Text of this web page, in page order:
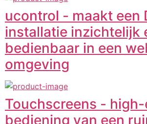
ucontrol - maakt een
installatie inzichtelijk
bedienbaar in een
omgeving
Touchscreens -
bediening van een